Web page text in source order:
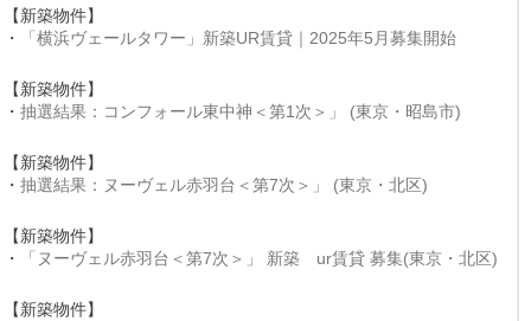
【新築物件】
・
「横浜ヴェールタワー」新築UR賃貸｜2025年5月募集開始
【新築物件】
・ 抽選結果：コンフォール東中神＜第1次＞」 (東京・昭島市)
【新築物件】
・ 抽選結果：ヌーヴェル赤羽台＜第7次＞」 (東京・北区)
【新築物件】
・
「ヌーヴェル赤羽台＜第7次＞」 新築 ur賃貸 募集(東京・北区)
【新築物件】